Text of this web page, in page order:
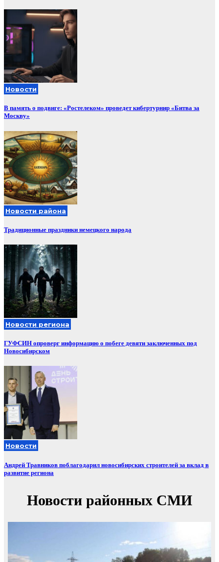
Новости
В память о подвиге: «Ростелеком» проведет кибертурнир «Битва за
Москву»
Новости района
Традиционные праздники немецкого народа
Новости региона
ГУФСИН опроверг информацию о побеге девяти заключенных под
Новосибирском
Новости
Андрей Травников поблагодарил новосибирских строителей за вклад в
развитие региона